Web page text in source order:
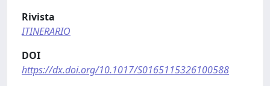
Rivista
ITINERARIO
DOI
https://dx.doi.org/10.1017/S0165115326100588